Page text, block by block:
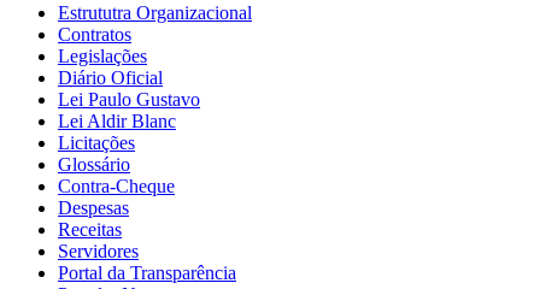
Estrututra Organizacional
Contratos
Legislações
Diário Oficial
Lei Paulo Gustavo
Lei Aldir Blanc
Licitações
Glossário
Contra-Cheque
Despesas
Receitas
Servidores
Portal da Transparência